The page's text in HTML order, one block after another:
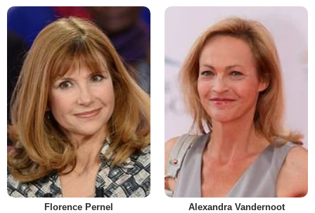
Florence Pernel Alexandra Vandernoot